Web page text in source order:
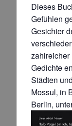
Dieses
Gefühlen
Gesichter
zahlreicher
Gedichte
Städten
Mossul, in
Berlin,